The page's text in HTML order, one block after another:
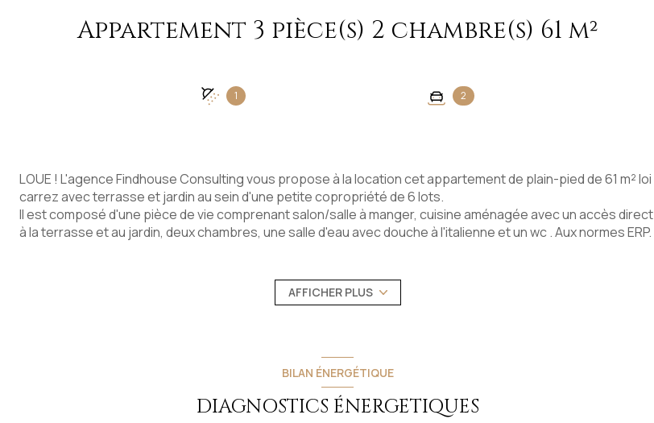
Appartement 3 pièce(s) 2 chambre(s) 61 m²
1 2
LOUE ! L'agence Findhouse Consulting vous propose à la location cet appartement de plain-pied de 61 m² loi
carrez avec terrasse et jardin au sein d'une petite copropriété de 6 lots.
Il est composé d'une pièce de vie comprenant salon/salle à manger, cuisine aménagée avec un accès direct
à la terrasse et au jardin, deux chambres, une salle d'eau avec douche à l'italienne et un wc . Aux normes ERP.
DPE = D (213. kWh/m²/an) et GES = B.(6 kg CO²/m²/an)
Les informations sur les risques auxquels ce bien est exposé sont disponibles sur le site GÉORISQUES :
Loyer mensuel charges comprises : 620 €. Dépôt de garantie / Caution : 600 € hors charges
A visiter sans tarder ! Contact : Christel Barrau (EI) (Rsac 434.613.436) agent mandataire commercial en
AFFICHER PLUS
BILAN ÉNERGÉTIQUE
DIAGNOSTICS ÉNERGETIQUES